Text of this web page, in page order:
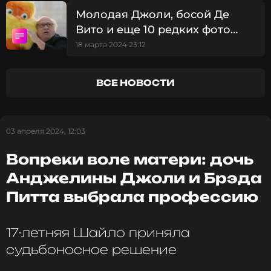
Как пишет Daily Mail, 20-летний сын актрисы Пакс
тоже пришел поддержать маму и сестру, однако
на ковровую дорожку выйти не захотел.
оставаться в курсе событий
ПОДПИСАТЬСЯ
Питту
Молодая Джоли, босой Де
Вито и еще 10 редких фото
звезд на фоне Кремля
18 марта 2024 23:12
ВСЕ НОВОСТИ
03 апреля 2024, 12:03
Вопреки воле матери: дочь
Анджелины Джоли и Брэда
Питта выбрала профессию
17-летняя Шайло приняла
судьбоносное решение